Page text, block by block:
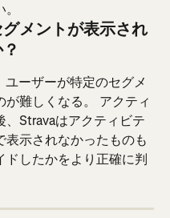
メントが表示され
ーザーが特定のセグメ
難しくなる。 アクティ
、Stravaはアクティビテ
表示されなかったものも
したかをより正確に判